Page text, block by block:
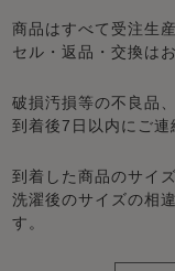
商品はすべて受注生
セル・返品・交換は
破損汚損等の不良品
到着後7日以内にご連
到着した商品のサイ
洗濯後のサイズの相
す。